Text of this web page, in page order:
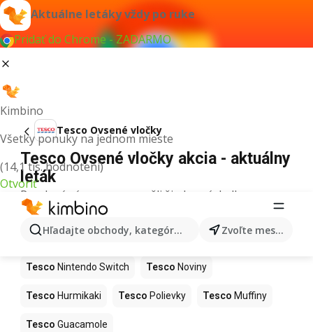
Aktuálne letáky vždy po ruke
Pridať do Chrome - ZADARMO
Kimbino
Všetky ponuky na jednom mieste
(14,1 tis. hodnotení)
Otvoriť
Hľadajte obchody, kategórie, produkty... Zvoľte mesto
Tesco Ovsené vločky
Tesco Ovsené vločky akcia - aktuálny
leták
Pre daný výraz sme nenašli žiadne výsledky.
Ďalšie produkty v obchodoch Tesco
Tesco Kapor Tesco Ashwagandha
Tesco Nintendo Switch Tesco Noviny
Tesco Hurmikaki Tesco Polievky Tesco Muffiny
Tesco Guacamole